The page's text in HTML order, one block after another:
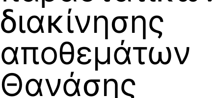
διακίνησης
αποθεμάτων
Θανάσης